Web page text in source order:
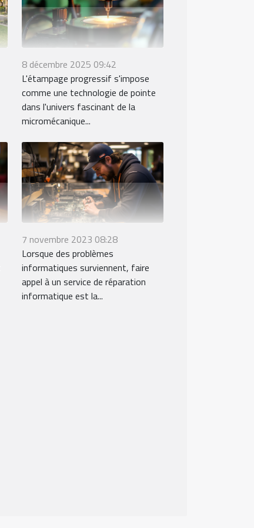
8 décembre 2025 09:42
L'étampage progressif s'impose
comme une technologie de pointe
dans l'univers fascinant de la
micromécanique...
7 novembre 2023 08:28
Lorsque des problèmes
informatiques surviennent, faire
appel à un service de réparation
informatique est la...